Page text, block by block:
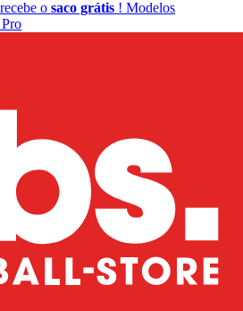
o saco grátis ! Modelos